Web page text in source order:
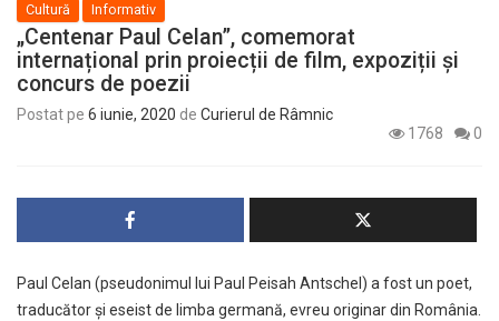
Cultură Informativ
„Centenar Paul Celan”, comemorat
internațional prin proiecții de film, expoziții și
concurs de poezii
Postat pe 6 iunie, 2020 de Curierul de Râmnic
1768
0
Paul Celan (pseudonimul lui Paul Peisah Antschel) a fost un poet,
traducător și eseist de limba germană, evreu originar din România.